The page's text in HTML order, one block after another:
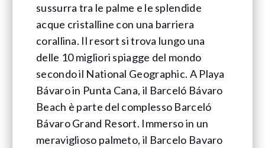
sussurra tra le palme e le splendide
acque cristalline con una barriera
corallina. Il resort si trova lungo una
delle 10 migliori spiagge del mondo
secondo il National Geographic. A Playa
Bávaro in Punta Cana, il Barceló Bávaro
Beach è parte del complesso Barceló
Bávaro Grand Resort. Immerso in un
meraviglioso palmeto, il Barcelo Bavaro